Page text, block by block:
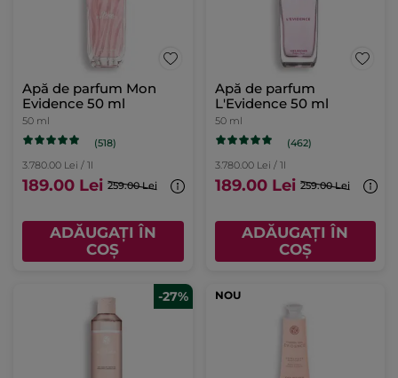
Apă de parfum Mon
Evidence 50 ml
50 ml
(518)
3.780.00 Lei / 1l
189.00 Lei 259.00 Lei
ADĂUGAȚI ÎN
COȘ
Apă de parfum
L'Evidence 50 ml
50 ml
(462)
3.780.00 Lei / 1l
189.00 Lei 259.00 Lei
ADĂUGAȚI ÎN
COȘ
-27% NOU